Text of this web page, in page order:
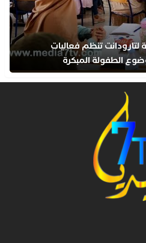
أولاد تايمة: المديرية الاقليمية لتارودانت تنظم فعاليات
الطفولة المبكرة
التأهيلية